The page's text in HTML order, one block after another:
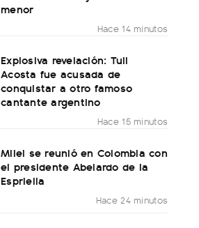
menor
Hace 14 minutos
Explosiva revelación: Tuli
Acosta fue acusada de
conquistar a otro famoso
cantante argentino
Hace 15 minutos
Milei se reunió en Colombia con
el presidente Abelardo de la
Espriella
Hace 24 minutos